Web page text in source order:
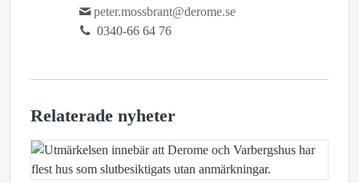
peter.mossbrant@derome.se
0340-66 64 76
Relaterade nyheter